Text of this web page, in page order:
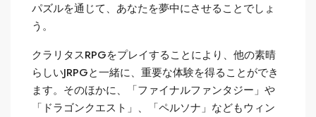
パズルを通じて、あなたを夢中にさせることでしょ
う。
クラリタスRPGをプレイすることにより、他の素晴
らしいJRPGと一緒に、重要な体験を得ることができ
ます。そのほかに、「ファイナルファンタジー」や
「ドラゴンクエスト」、「ペルソナ」などもウィン